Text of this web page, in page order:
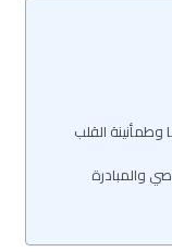
وطمأنينة القلب
والمبادرة